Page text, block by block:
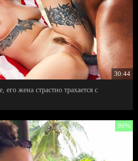
30:44
его жена страстно трахается с
96%